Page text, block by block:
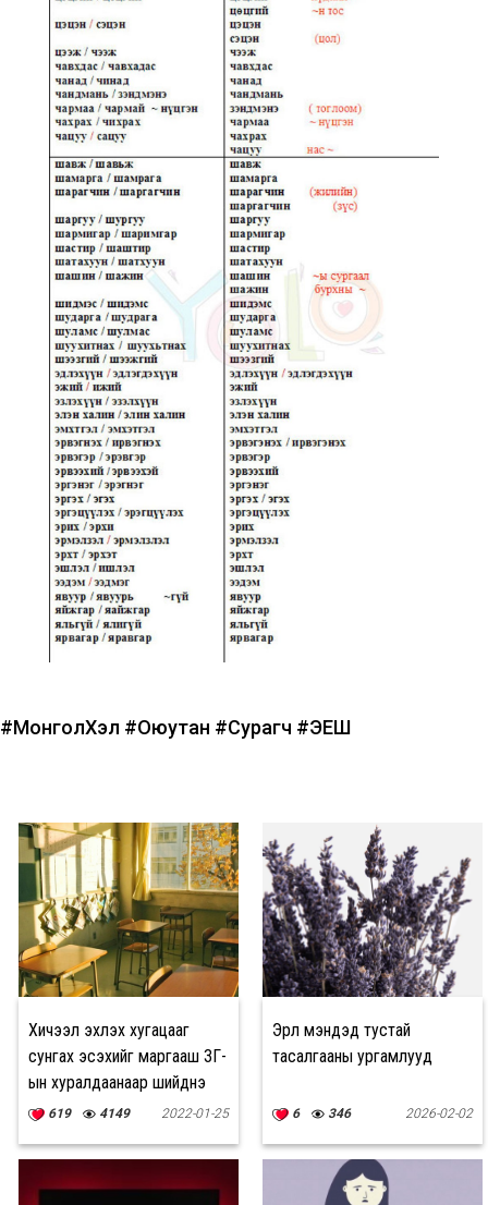
#МонголХэл #Оюутан #Сурагч #ЭЕШ
Хичээл эхлэх хугацааг
сунгах эсэхийг маргааш ЗГ-
ын хуралдаанаар шийднэ
619 4149 2022-01-25
Эрүүл мэндэд тустай
тасалгааны ургамлууд
6 346 2026-02-02